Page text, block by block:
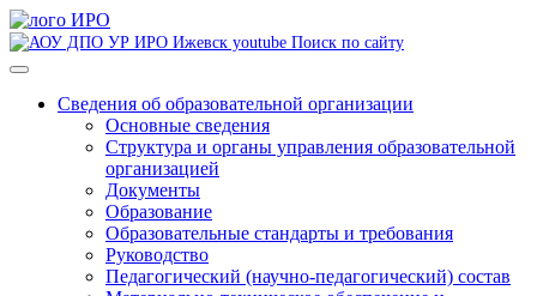
Поиск по сайту
Сведения об образовательной организации
Основные сведения
Структура и органы управления образовательной
организацией
Документы
Образование
Образовательные стандарты и требования
Руководство
Педагогический (научно-педагогический) состав